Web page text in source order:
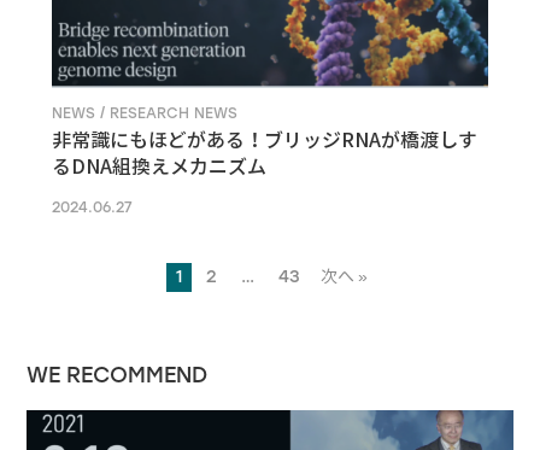
NEWS / RESEARCH NEWS
非常識にもほどがある！ブリッジRNAが橋渡しす
るDNA組換えメカニズム
2024.06.27
1 2 … 43 次へ »
WE RECOMMEND